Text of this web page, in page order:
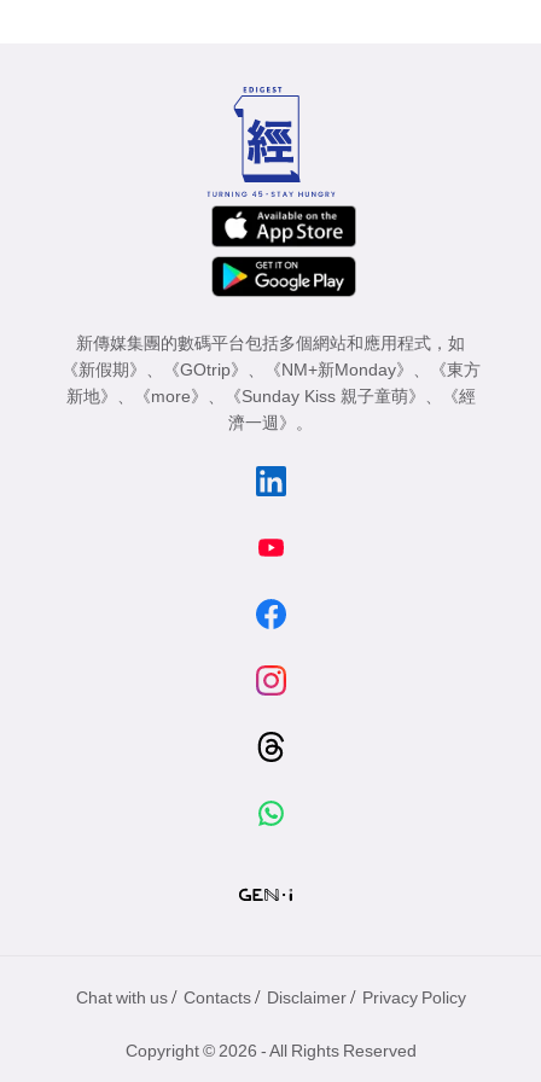
新傳媒集團的數碼平台包括多個網站和應用程式，如
《新假期》
《GOtrip》 《NM+新Monday》
《東方
新地》
《more》 《Sunday Kiss 親子童萌》
《經
濟一週》
。
Chat with us / Contacts / Disclaimer / Privacy Policy
Copyright © 2026 - All Rights Reserved